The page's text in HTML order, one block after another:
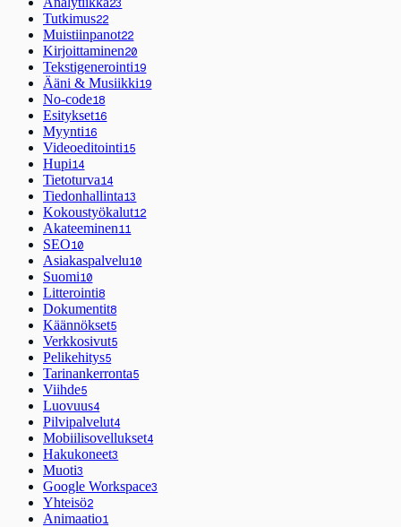
23
Tutkimus22
Muistiinpanot22
Kirjoittaminen20
Tekstigenerointi19
Ääni & Musiikki19
No-code18
Esitykset16
Myynti16
Videoeditointi15
Hupi14
Tietoturva14
Tiedonhallinta13
Kokoustyökalut12
Akateeminen11
SEO10
Asiakaspalvelu10
Suomi10
Litterointi8
Dokumentit8
Käännökset5
Verkkosivut5
Pelikehitys5
Tarinankerronta5
Viihde5
Luovuus4
Pilvipalvelut4
Mobiilisovellukset4
Hakukoneet3
Muoti3
Google Workspace3
Yhteisö2
Animaatio1